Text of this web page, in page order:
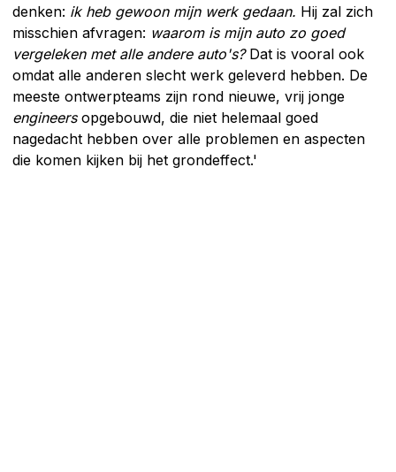
denken: ik heb gewoon mijn werk gedaan. Hij zal zich
misschien afvragen: waarom is mijn auto zo goed
vergeleken met alle andere auto's?Dat is vooral ook
omdat alle anderen slecht werk geleverd hebben. De
meeste ontwerpteams zijn rond nieuwe, vrij jonge
engineersopgebouwd, die niet helemaal goed
nagedacht hebben over alle problemen en aspecten
die komen kijken bij het grondeffect.'